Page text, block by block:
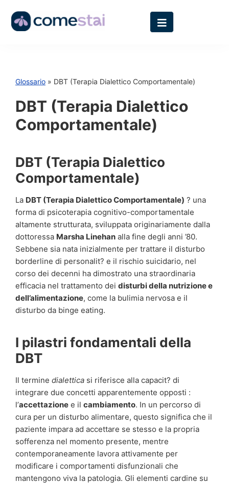
Glossario » DBT (Terapia Dialettico Comportamentale)
DBT (Terapia Dialettico
Comportamentale)
DBT (Terapia Dialettico
Comportamentale)
La DBT (Terapia Dialettico Comportamentale) ? una
forma di psicoterapia cognitivo-comportamentale
altamente strutturata, sviluppata originariamente dalla
dottoressa Marsha Linehan alla fine degli anni ’80.
Sebbene sia nata inizialmente per trattare il disturbo
borderline di personalit? e il rischio suicidario, nel
corso dei decenni ha dimostrato una straordinaria
efficacia nel trattamento dei disturbi della nutrizione e
dell’alimentazione, come la bulimia nervosa e il
disturbo da binge eating.
I pilastri fondamentali della
DBT
Il termine dialettica si riferisce alla capacit? di
integrare due concetti apparentemente opposti :
l’accettazione e il cambiamento. In un percorso di
cura per un disturbo alimentare, questo significa che il
paziente impara ad accettare se stesso e la propria
sofferenza nel momento presente, mentre
contemporaneamente lavora attivamente per
modificare i comportamenti disfunzionali che
mantengono viva la patologia. Gli elementi cardine su